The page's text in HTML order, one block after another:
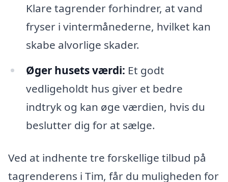
Klare tagrender forhindrer, at vand
fryser i vintermånederne, hvilket kan
skabe alvorlige skader.
Øger husets værdi: Et godt
vedligeholdt hus giver et bedre
indtryk og kan øge værdien, hvis du
beslutter dig for at sælge.
Ved at indhente tre forskellige tilbud på
tagrenderens i Tim, får du muligheden for